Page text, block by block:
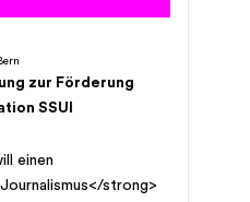
zur Förderung
SSUI
einen
strong>